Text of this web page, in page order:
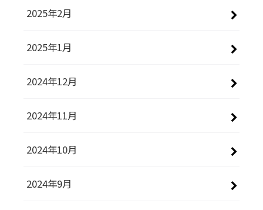
2025年2月
2025年1月
2024年12月
2024年11月
2024年10月
2024年9月